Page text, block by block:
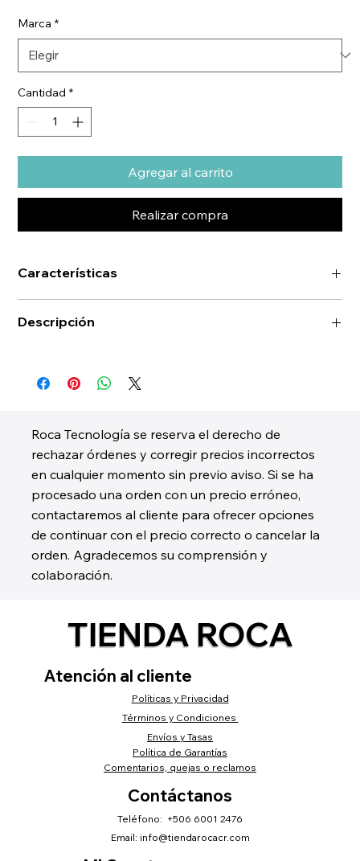
Roca Tecnología se reserva el derecho de
rechazar órdenes y corregir precios incorrectos
en cualquier momento sin previo aviso. Si se ha
procesado una orden con un precio erróneo,
contactaremos al cliente para ofrecer opciones
de continuar con el precio correcto o cancelar la
orden. Agradecemos su comprensión y
colaboración.
Marca *
Cantidad *
Agregar al carrito
Realizar compra
Características
Descripción
TIENDA ROCA
Atención al cliente
Políticas y Privacidad
Términos y Condiciones
Envíos y Tasas
Política de Garantías
Comentarios, quejas o reclamos
Contáctanos
Teléfono: +506 6001 2476
Email: info@tiendarocacr.com